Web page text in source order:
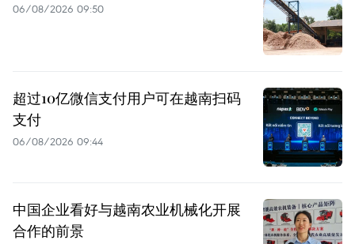
06/08/2026 09:50
超过10亿微信支付用户可在越南扫码
支付
06/08/2026 09:44
中国企业看好与越南农业机械化开展
合作的前景